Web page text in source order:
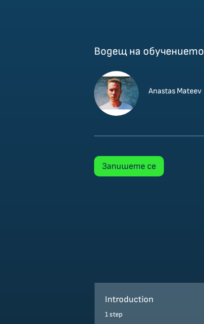
Водещ на обучението
Anastas Mateev
Запишете се
Introduction
.1 step